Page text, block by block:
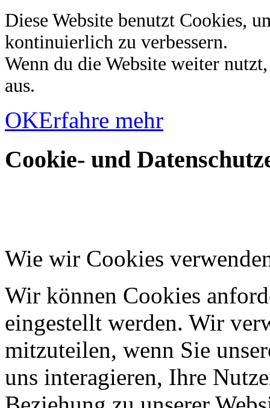
Diese Website benutzt Cookies,
kontinuierlich zu verbessern.
Wenn du die Website weiter
aus.
OKErfahre mehr
Cookie- und
Wie wir Cookies
Wir können Cookies
eingestellt werden. Wir
mitzuteilen, wenn Sie
uns interagieren, Ihre